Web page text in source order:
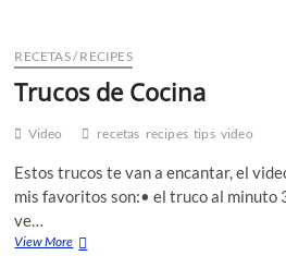
RECETAS / RECIPES
Trucos de Cocina
Video recetas recipes tips video
Estos trucos te van a encantar, el
mis favoritos son:• el truco al minuto
ve…
View More